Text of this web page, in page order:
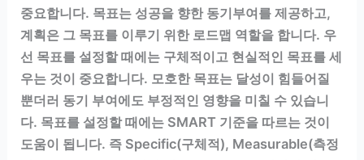
중요합니다. 목표는 성공을 향한 동기부여를 제공하고,
계획은 그 목표를 이루기 위한 로드맵 역할을 합니다. 우
선 목표를 설정할 때에는 구체적이고 현실적인 목표를 세
우는 것이 중요합니다. 모호한 목표는 달성이 힘들어질
뿐더러 동기 부여에도 부정적인 영향을 미칠 수 있습니
다. 목표를 설정할 때에는 SMART 기준을 따르는 것이
도움이 됩니다. 즉 Specific(구체적), Measurable(측정